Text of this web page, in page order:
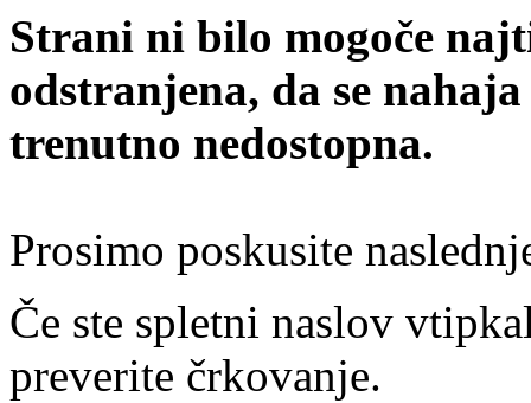
Strani ni bilo mogoče
odstranjena, da se
trenutno nedostopna.
Prosimo poskusite
Če ste spletni naslov
preverite črkovanje.